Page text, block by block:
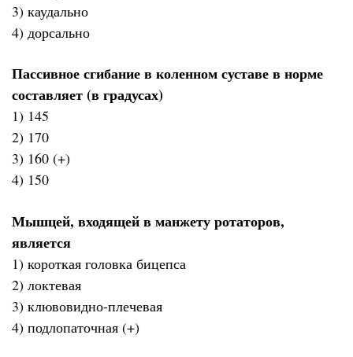
3) каудально
4) дорсально
Пассивное сгибание в коленном суставе в норме
составляет (в градусах)
1) 145
2) 170
3) 160 (+)
4) 150
Мышцей, входящей в манжету ротаторов,
является
1) короткая головка бицепса
2) локтевая
3) клювовидно-плечевая
4) подлопаточная (+)